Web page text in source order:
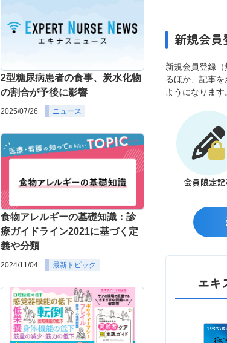
2型糖尿病患者の食事、炭水化物
の割合が予後に影響
2025/07/26 ニュース
食物アレルギーの基礎知識：診
療ガイドライン2021に基づく定
義や分類
2024/11/04 最新トピック
新規会員
新規会員登録
るほか、記事
ようになります
会員限定
エキ